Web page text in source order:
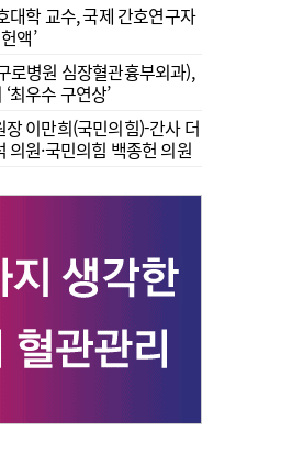
대학 교수, 국제 간호연구자
액’
로병원 심장혈관흉부외과),
최우수 구연상’
이만희(국민의힘)-간사 더
의원·국민의힘 백종헌 의원